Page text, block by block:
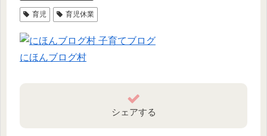
育児 育児休業
にほんブログ村
シェアする